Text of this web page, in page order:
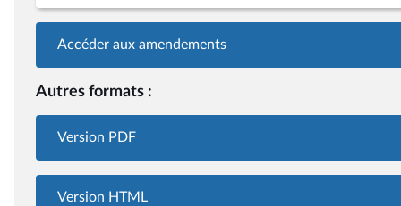
Accéder aux amendements
Autres formats :
Version PDF
Version HTML